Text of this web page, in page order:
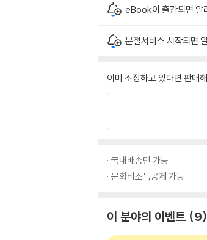
eBook이 출간되면 알
분철서비스 시작되면
이미 소장하고 있다면 판매
국내배송만 가능
문화비소득공제 가능
이 분야의 이벤트 9